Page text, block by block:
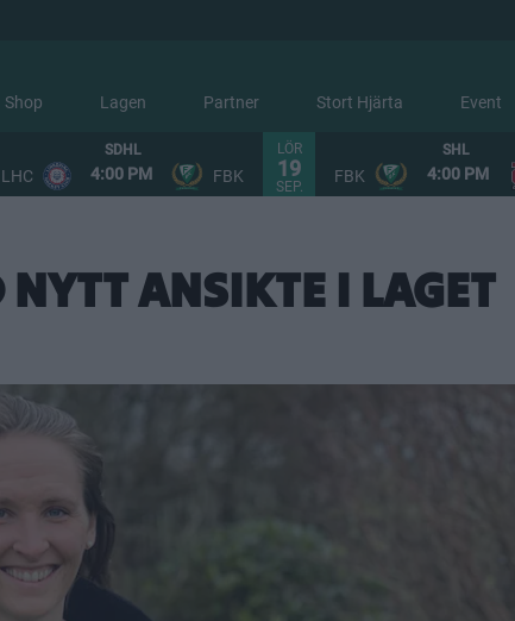
Shop Lagen Partner Stort Hjärta Event
SDHL
LHC 4:00 PM FBK
LÖR
19
SEP.
SHL
FBK 4:00 PM
ANSIKTE I LAGET